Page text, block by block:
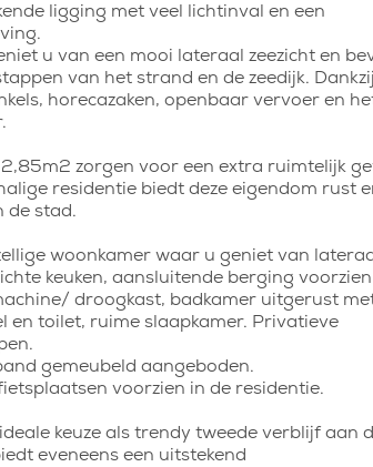
ligging met veel lichtinval en een
u van een mooi lateraal zeezicht en
van het strand en de zeedijk.
horecazaken, openbaar vervoer en
zorgen voor een extra ruimtelijk
residentie biedt deze eigendom rust
de stad.
woonkamer waar u geniet van
keuken, aansluitende berging
droogkast, badkamer uitgerust
en toilet, ruime slaapkamer. Privatieve
gemeubeld aangeboden.
voorzien in de residentie.
keuze als trendy tweede verblijf aan
eveneens een uitstekend